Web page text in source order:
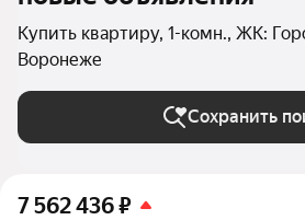
Купить квартиру, 1-комн., ЖК:
Воронеже
Сохранить
7 562 436₽